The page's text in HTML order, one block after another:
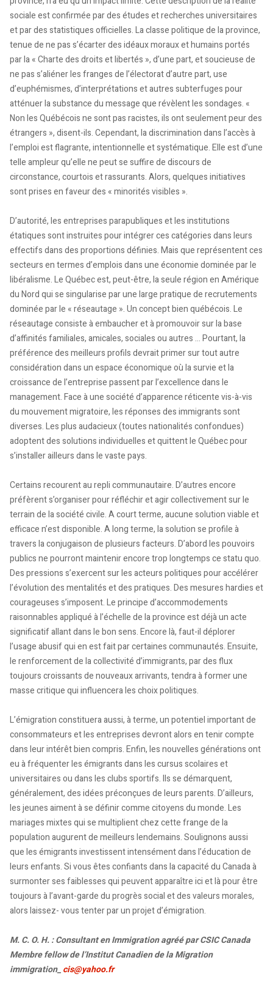
sociale est confirmée par des études et recherches universitaires
et par des statistiques officielles. La classe politique de la province,
tenue de ne pas s’écarter des idéaux moraux et humains portés
par la « Charte des droits et libertés », d’une part, et soucieuse de
ne pas s’aliéner les franges de l’électorat d’autre part, use
d’euphémismes, d’interprétations et autres subterfuges pour
atténuer la substance du message que révèlent les sondages. «
Non les Québécois ne sont pas racistes, ils ont seulement peur des
étrangers », disent-ils. Cependant, la discrimination dans l’accès à
l’emploi est flagrante, intentionnelle et systématique. Elle est d’une
telle ampleur qu’elle ne peut se suffire de discours de
circonstance, courtois et rassurants. Alors, quelques initiatives
sont prises en faveur des « minorités visibles ».
D’autorité, les entreprises parapubliques et les institutions
étatiques sont instruites pour intégrer ces catégories dans leurs
effectifs dans des proportions définies. Mais que représentent ces
secteurs en termes d’emplois dans une économie dominée par le
libéralisme. Le Québec est, peut-être, la seule région en Amérique
du Nord qui se singularise par une large pratique de recrutements
dominée par le « réseautage ». Un concept bien québécois. Le
réseautage consiste à embaucher et à promouvoir sur la base
d’affinités familiales, amicales, sociales ou autres ... Pourtant, la
préférence des meilleurs profils devrait primer sur tout autre
considération dans un espace économique où la survie et la
croissance de l’entreprise passent par l’excellence dans le
management. Face à une société d’apparence réticente vis-à-vis
du mouvement migratoire, les réponses des immigrants sont
diverses. Les plus audacieux (toutes nationalités confondues)
adoptent des solutions individuelles et quittent le Québec pour
s’installer ailleurs dans le vaste pays.
Certains recourent au repli communautaire. D’autres encore
préfèrent s’organiser pour réfléchir et agir collectivement sur le
terrain de la société civile. A court terme, aucune solution viable et
efficace n’est disponible. A long terme, la solution se profile à
travers la conjugaison de plusieurs facteurs. D’abord les pouvoirs
publics ne pourront maintenir encore trop longtemps ce statu quo.
Des pressions s’exercent sur les acteurs politiques pour accélérer
l’évolution des mentalités et des pratiques. Des mesures hardies et
courageuses s’imposent. Le principe d’accommodements
raisonnables appliqué à l’échelle de la province est déjà un acte
significatif allant dans le bon sens. Encore là, faut-il déplorer
l’usage abusif qui en est fait par certaines communautés. Ensuite,
le renforcement de la collectivité d’immigrants, par des flux
toujours croissants de nouveaux arrivants, tendra à former une
masse critique qui influencera les choix politiques.
L’émigration constituera aussi, à terme, un potentiel important de
consommateurs et les entreprises devront alors en tenir compte
dans leur intérêt bien compris. Enfin, les nouvelles générations ont
eu à fréquenter les émigrants dans les cursus scolaires et
universitaires ou dans les clubs sportifs. Ils se démarquent,
généralement, des idées préconçues de leurs parents. D’ailleurs,
les jeunes aiment à se définir comme citoyens du monde. Les
mariages mixtes qui se multiplient chez cette frange de la
population augurent de meilleurs lendemains. Soulignons aussi
que les émigrants investissent intensément dans l’éducation de
leurs enfants. Si vous êtes confiants dans la capacité du Canada à
surmonter ses faiblesses qui peuvent apparaître ici et là pour être
toujours à l’avant-garde du progrès social et des valeurs morales,
alors laissez- vous tenter par un projet d’émigration.
M. C. O. H. : Consultant en Immigration agréé par CSIC Canada
Membre fellow de l’Institut Canadien de la Migration
immigration_cis@yahoo.fr